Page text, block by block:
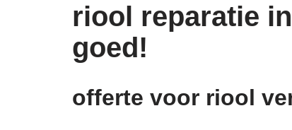
riool reparatie
goed!
offerte voor riool